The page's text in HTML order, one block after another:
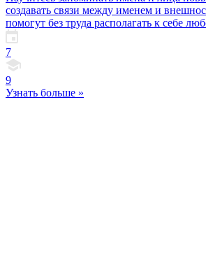
создавать связи между именем и
помогут без труда располагать к себе
7
9
Узнать больше »